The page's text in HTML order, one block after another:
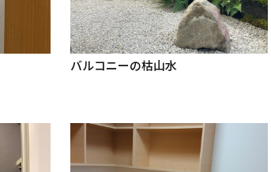
バルコニーの枯山水